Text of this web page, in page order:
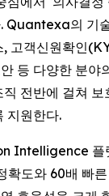
Quantexa의 기
고객신원확인
등 다양한 분야
전반에 걸쳐
지원한다.
Intelligence 플
확도와 60배 빠